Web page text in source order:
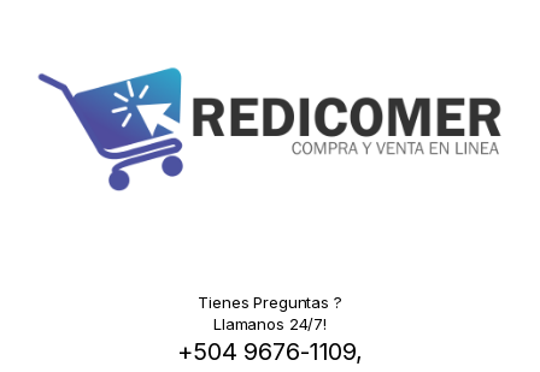
Tienes Preguntas ?
Llamanos 24/7!
+504 9676-1109,